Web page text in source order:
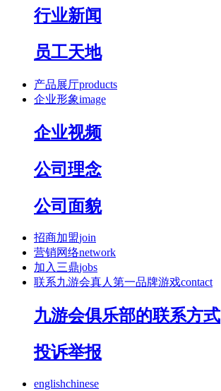
行业新闻
员工天地
产品展厅products
企业形象image
企业视频
公司理念
公司面貌
招商加盟join
营销网络network
加入三鼎jobs
联系九游会真人第一品牌游戏contact
九游会俱乐部的联系方式
投诉举报
englishchinese